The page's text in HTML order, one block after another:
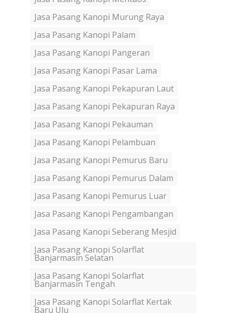
Jasa Pasang Kanopi Murung Raya
Jasa Pasang Kanopi Palam
Jasa Pasang Kanopi Pangeran
Jasa Pasang Kanopi Pasar Lama
Jasa Pasang Kanopi Pekapuran Laut
Jasa Pasang Kanopi Pekapuran Raya
Jasa Pasang Kanopi Pekauman
Jasa Pasang Kanopi Pelambuan
Jasa Pasang Kanopi Pemurus Baru
Jasa Pasang Kanopi Pemurus Dalam
Jasa Pasang Kanopi Pemurus Luar
Jasa Pasang Kanopi Pengambangan
Jasa Pasang Kanopi Seberang Mesjid
Jasa Pasang Kanopi Solarflat
Banjarmasin Selatan
Jasa Pasang Kanopi Solarflat
Banjarmasin Tengah
Jasa Pasang Kanopi Solarflat Kertak
Baru Ulu